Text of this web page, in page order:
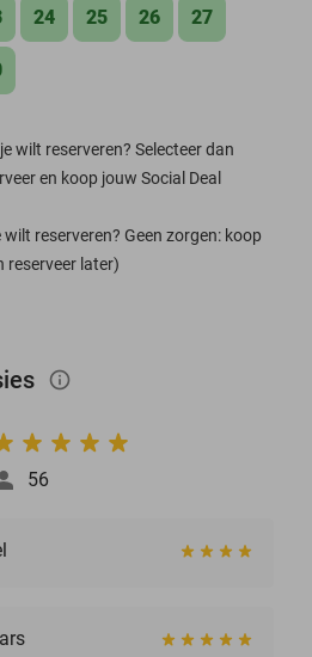
24 25 26 27
wilt reserveren? Selecteer dan
en koop jouw Social Deal
reserveren? Geen zorgen: koop
reserveer later)
info_outlined
56